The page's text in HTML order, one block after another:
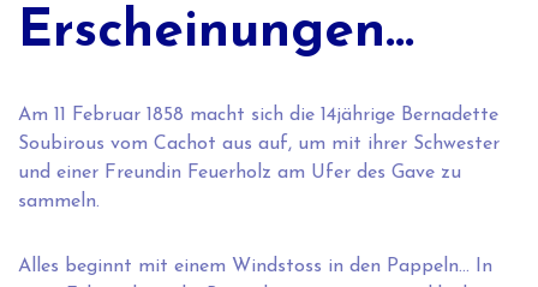
Erscheinungen…
Am 11 Februar 1858 macht sich die 14jährige Bernadette
Soubirous vom Cachot aus auf, um mit ihrer Schwester
und einer Freundin Feuerholz am Ufer des Gave zu
sammeln.
Alles beginnt mit einem Windstoss in den Pappeln… In